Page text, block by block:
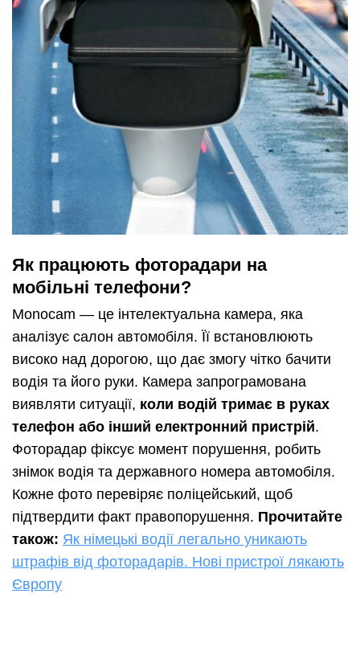
Як працюють фоторадари на
мобільні телефони?
Monocam — це інтелектуальна камера, яка
аналізує салон автомобіля. Її встановлюють
високо над дорогою, що дає змогу чітко бачити
водія та його руки. Камера запрограмована
виявляти ситуації, коли водій тримає в руках
телефон або інший електронний пристрій.
Фоторадар фіксує момент порушення, робить
знімок водія та державного номера автомобіля.
Кожне фото перевіряє поліцейський, щоб
підтвердити факт правопорушення. Прочитайте
також: Як німецькі водії легально уникають
штрафів від фоторадарів. Нові пристрої лякають
Європу